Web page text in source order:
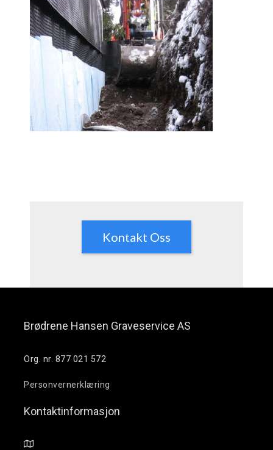
Kontakt Oss
Brødrene Hansen Graveservice AS
Org. nr. 877 021 572
Personvernerklæring
Kontaktinformasjon